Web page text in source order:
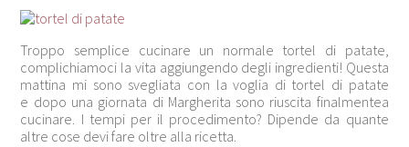
Troppo semplice cucinare un normale tortel di patate,
complichiamoci la vita aggiungendo degli ingredienti! Questa
mattina mi sono svegliata con la voglia di tortel di patate
e dopo una giornata di Margherita sono riuscita finalmentea
cucinare. I tempi per il procedimento? Dipende da quante
altre cose devi fare oltre alla ricetta.